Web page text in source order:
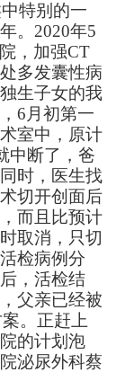
特别的一
。2020年5
，加强CT
多发囊性病
生子女的我
6月初第一
室中，原计
中断了，爸
时，医生找
切开创面后
而且比预计
取消，只切
检病例分
，活检结
父亲已经被
。正赶上
的计划泡
泌尿外科蔡